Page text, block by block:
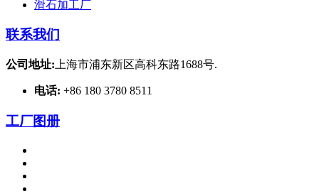
滑石加工厂
联系我们
公司地址: 上海市浦东新区高科东路1688号.
电话: +86 180 3780 8511
工厂图册